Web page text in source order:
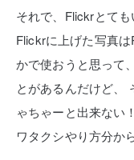
それで、Flickrとても
Flickrに上げた写真は
かで使おうと思って
とがあるんだけど、
ゃちゃーと出来ない！
ワタクシやり方分か